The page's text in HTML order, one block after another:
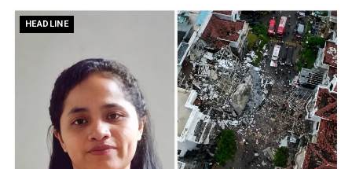
HEADLINE